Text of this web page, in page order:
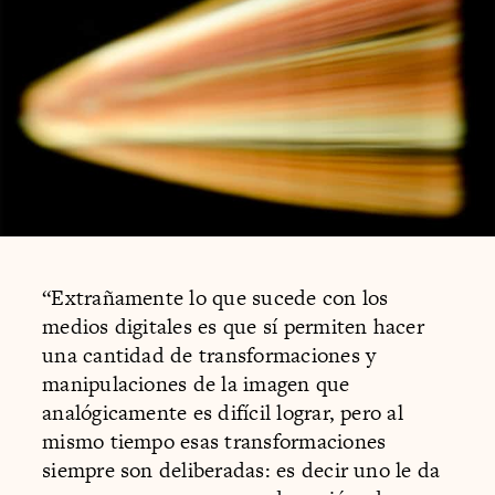
“Extrañamente lo que sucede con los
medios digitales es que sí permiten hacer
una cantidad de transformaciones y
manipulaciones de la imagen que
analógicamente es difícil lograr, pero al
mismo tiempo esas transformaciones
siempre son deliberadas: es decir uno le da